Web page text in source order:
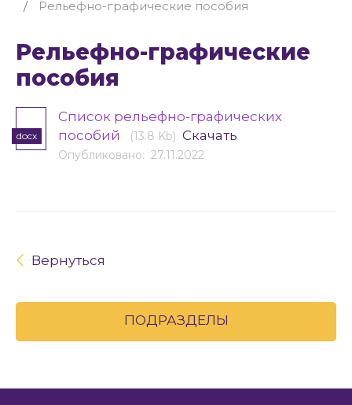
Рельефно-графические пособия
Рельефно-графические
пособия
docx
Список рельефно-графических
пособий
(13.8 Kb) Скачать
Опубликовано: 27.11.2022
Вернуться
ПОДРАЗДЕЛЫ